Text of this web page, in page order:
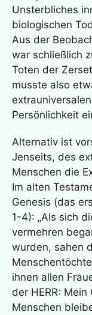
Unsterbliches
biologischen
Aus der
war schließlich
Toten der
musste also
Persönlichkeit
Alternativ ist
Jenseits, des
Menschen die
Im alten
Genesis (das
1-4): „Als sich
vermehren
wurden, sahen
ihnen allen
der HERR:
Menschen